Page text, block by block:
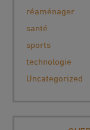
réaménager
santé
sports
technologie
Uncategorized